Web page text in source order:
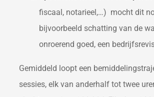
fiscaal, notarieel,…) mocht dit
bijvoorbeeld schatting van de
onroerend goed, een
Gemiddeld loopt een
sessies, elk van anderhalf tot twee